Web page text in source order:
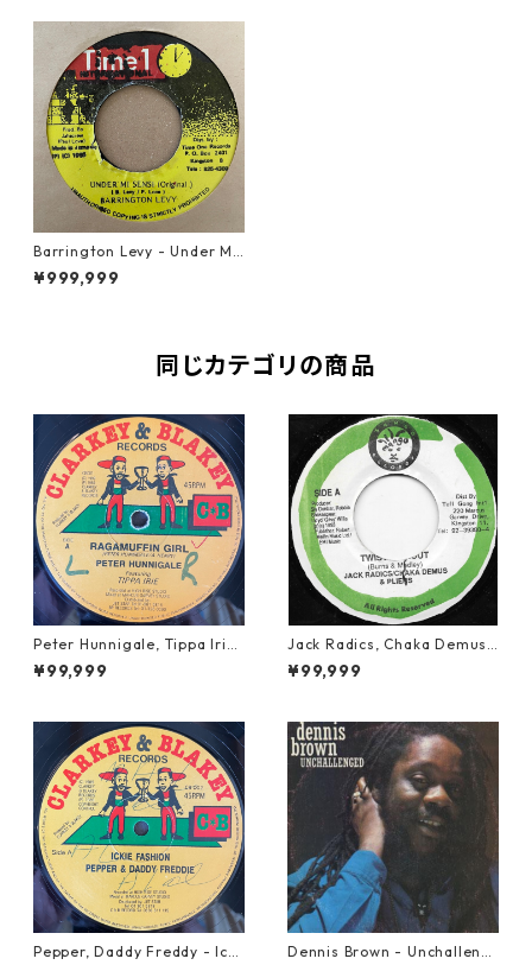
Barrington Levy - Under Mi
Sensi【7-21258】
¥999,999
同じカテゴリの商品
Peter Hunnigale, Tippa Irie
- Raggamuffin Girl【12-50
045】
¥99,999
Jack Radics, Chaka Demus
& Pliers - Twist And Shout
【7-21830】
¥99,999
Pepper, Daddy Freddy - Icki
Dennis Brown - Unchalleng